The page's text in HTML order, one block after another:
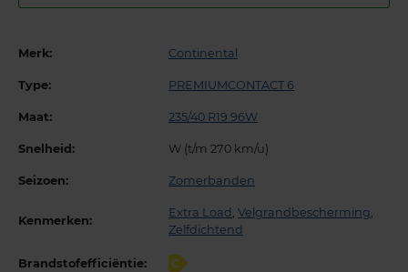
Merk: Continental
Type: PREMIUMCONTACT 6
Maat: 235/40 R19 96W
Snelheid: W (t/m 270 km/u)
Seizoen: Zomerbanden
Kenmerken:
Extra Load , Velgrandbescherming,
Zelfdichtend
Brandstofefficiëntie: C